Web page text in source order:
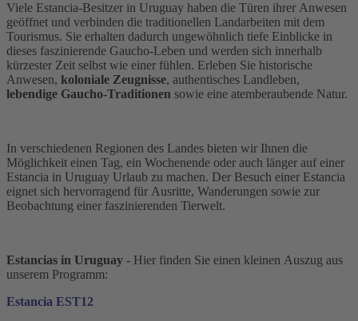
Viele Estancia-Besitzer in Uruguay haben die Türen ihrer Anwesen
geöffnet und verbinden die traditionellen Landarbeiten mit dem
Tourismus. Sie erhalten dadurch ungewöhnlich tiefe Einblicke in
dieses faszinierende Gaucho-Leben und werden sich innerhalb
kürzester Zeit selbst wie einer fühlen. Erleben Sie historische
Anwesen, koloniale Zeugnisse, authentisches Landleben,
lebendige Gaucho-Traditionen sowie eine atemberaubende Natur.
In verschiedenen Regionen des Landes bieten wir Ihnen die
Möglichkeit einen Tag, ein Wochenende oder auch länger auf einer
Estancia in Uruguay Urlaub zu machen. Der Besuch einer Estancia
eignet sich hervorragend für Ausritte, Wanderungen sowie zur
Beobachtung einer faszinierenden Tierwelt.
Estancias in Uruguay - Hier finden Sie einen kleinen Auszug aus
unserem Programm:
Estancia EST12